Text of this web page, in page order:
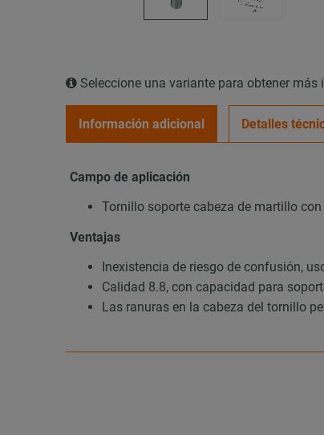
Seleccione una variante para obtener
Información adicional Detalles
Campo de aplicación
Tornillo soporte cabeza de martillo
Ventajas
Inexistencia de riesgo de confusión,
Calidad 8.8, con capacidad para
Las ranuras en la cabeza del tornillo